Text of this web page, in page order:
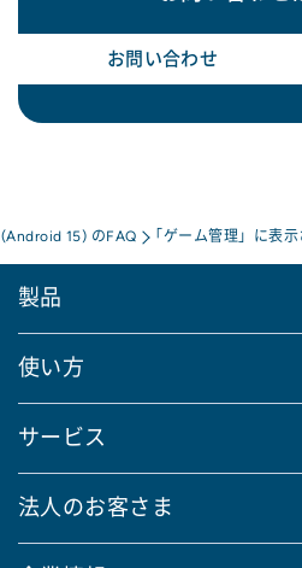
お問い合わせ
15) のFAQ 「ゲーム管理」に表
製品
使い方
サービス
法人のお客さま